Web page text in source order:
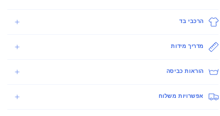
הרכבי בד
מדריך מידות
הוראות כביסה
אפשרויות משלוח